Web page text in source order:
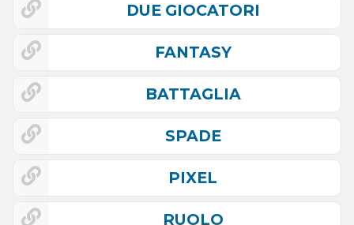
DUE GIOCATORI
FANTASY
BATTAGLIA
SPADE
PIXEL
RUOLO